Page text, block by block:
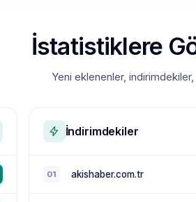
İstatistiklere
Yeni eklenenler, indirimdekiler,
İndirimdekiler
01 akishaber.com.tr